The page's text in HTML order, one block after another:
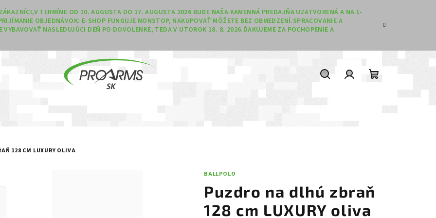
TERMÍNE OD 10. AUGUSTA DO 17. AUGUSTA 2026 BUDE NAŠA KAMENNÁ PREDAJŇA UZATVORENÁ A NA E-
OBJEDNÁVOK: E-SHOP FUNGUJE NONSTOP, NAKUPOVAŤ MÔŽETE BEZ OBMEDZENÍ.SPRACOVANIE A
VYBAVOVAŤ NASLEDUJÚCI DEŇ PO DOVOLENKE, TEDA V UTOROK 18. 8. 2026.ĎAKUJEME ZA POCHOPENIE A
Nákupný košík
128 CM LUXURY OLIVA
BALLPOLO
Puzdro na dlhú zbraň
128 cm LUXURY oliva